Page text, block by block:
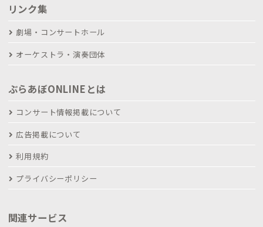
リンク集
劇場・コンサートホール
オーケストラ・演奏団体
ぶらあぼONLINEとは
コンサート情報掲載について
広告掲載について
利用規約
プライバシーポリシー
関連サービス